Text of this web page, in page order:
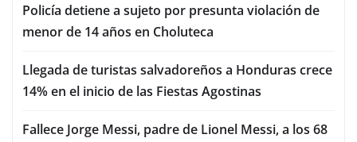
Policía detiene a sujeto por presunta violación de
menor de 14 años en Choluteca
Llegada de turistas salvadoreños a Honduras crece
14% en el inicio de las Fiestas Agostinas
Fallece Jorge Messi, padre de Lionel Messi, a los 68